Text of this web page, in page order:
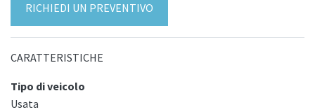
RICHIEDI UN PREVENTIVO
CARATTERISTICHE
Tipo di veicolo
Usata